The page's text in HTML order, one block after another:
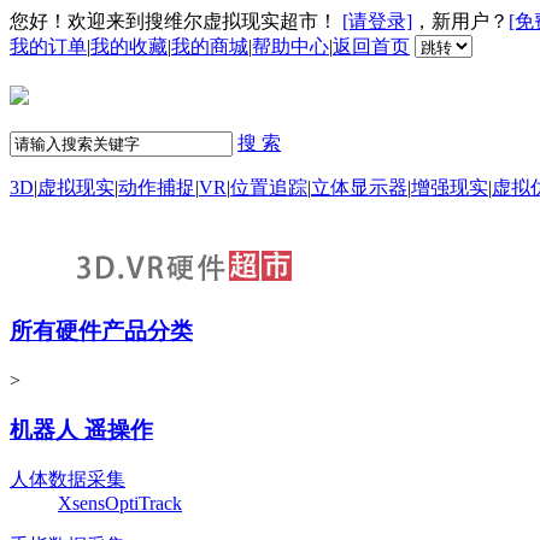
您好！欢迎来到搜维尔虚拟现实超市！ [请登录] ，新用户？ [免
我的订单|我的收藏|我的商城|帮助中心|返回首页
搜 索
3D|虚拟现实|动作捕捉|VR|位置追踪|立体显示器|增强现实|虚拟
所有硬件产品分类
>
机器人 遥操作
人体数据采集
XsensOptiTrack